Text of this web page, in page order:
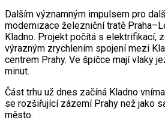
Dalším významným impulsem pro
modernizace železniční tratě
Kladno. Projekt počítá s elektrifikací,
výrazným zrychlením spojení mezi
centrem Prahy. Ve špičce mají vlaky
minut.
Část trhu už dnes začíná Kladno
se rozšiřující zázemí Prahy než jako
město.